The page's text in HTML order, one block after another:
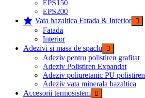
EPS150
EPS200
Vata bazaltica Fatada & Interior
Fatada
Interior
Adezivi si masa de spaclu
Adeziv pentru polistiren grafitat
Adeziv Polistiren Expandat
Adeziv poliuretanic PU polistiren
Adeziv vata minerala bazaltica
Accesorii termosistem